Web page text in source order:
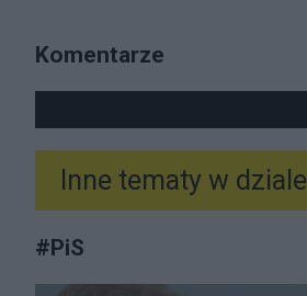
Komentarze
Inne tematy w dziale
#PiS